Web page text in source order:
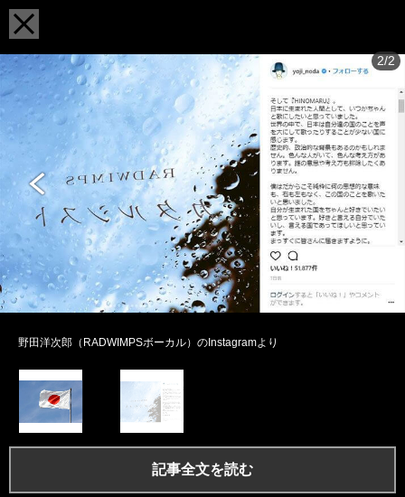
2/2
野田洋次郎（RADWIMPSボーカル）のInstagramより
記事全文を読む